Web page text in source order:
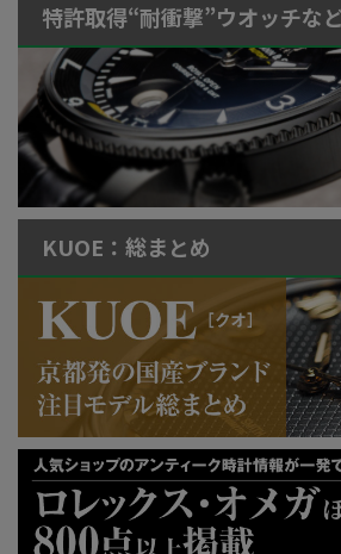
特許取得“耐衝撃”ウオッチな
KUOE：総まとめ